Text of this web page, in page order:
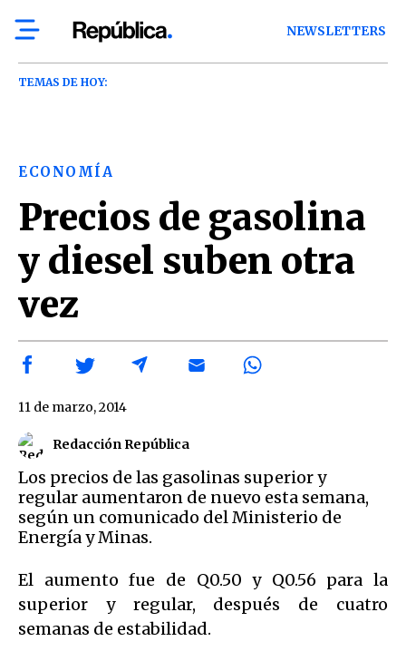
NEWSLETTERS
TEMAS DE HOY:
ECONOMÍA
Precios de gasolina
y diesel suben otra
vez
Redacción República
11 de marzo, 2014
Los precios de las gasolinas superior y
regular aumentaron de nuevo esta semana,
según un comunicado del Ministerio de
Energía y Minas.
El aumento fue de Q0.50 y Q0.56 para la
superior y regular, después de cuatro
semanas de estabilidad.